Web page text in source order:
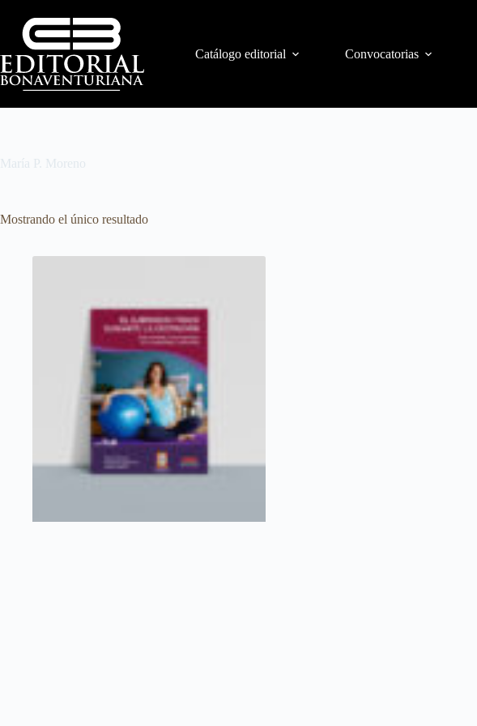
Catálogo editorial Convocatorias
María P. Moreno
Mostrando el único resultado